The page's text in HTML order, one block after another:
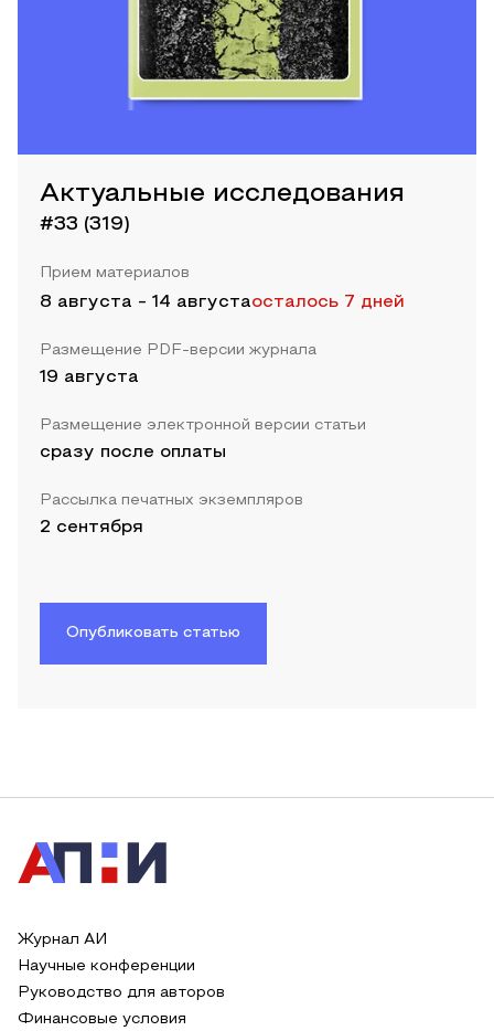
Актуальные исследования
#33 (319)
Прием материалов
8 августа - 14 августаосталось 7 дней
Размещение PDF-версии журнала
19 августа
Размещение электронной версии статьи
сразу после оплаты
Рассылка печатных экземпляров
2 сентября
Опубликовать статью
Журнал АИ
Научные конференции
Руководство для авторов
Финансовые условия